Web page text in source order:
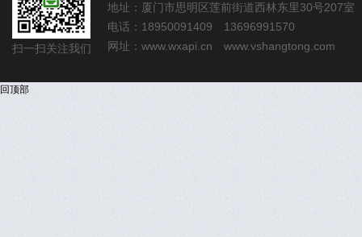
扫一扫关注我们
地址：厦门市思明区莲前街道西林东里30号207室
电话：18950091409 13696991570
网址： www.wxapi.cn www.vshangtong.com
回顶部